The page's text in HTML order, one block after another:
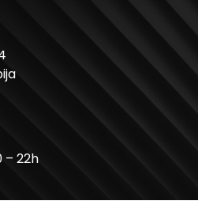
– 22h